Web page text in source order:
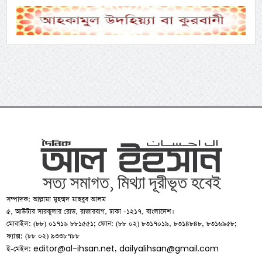
সম্পাদক: আল্লামা মুহম্মদ মাহবুব আলম
৫, আউটার সারকুলার রোড, রাজারবাগ, ঢাকা -১২১৭, বাংলাদেশ।
মোবাইল: (৮৮) ০১৭১৬ ৮৮১৫৫১; ফোন: (৮৮ ০২) ৮৩১৭০১৯, ৮৩১৪৮৪৮, ৮৩১৬৯৫৮;
ফ্যাক্স: (৮৮ ০২) ৯৩৩৮৭৮৮
ই-মেইল:editor@al-ihsan.net,dailyalihsan@gmail.com